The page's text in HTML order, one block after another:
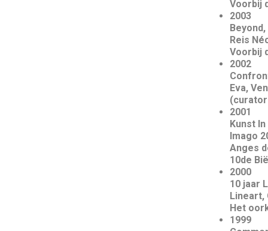
Voorbij
2003
Reis
Voorbij
2002
Eva,
2001
Kunst
Imago
Anges
10de
2000
10 jaar
Lineart,
Het
1999